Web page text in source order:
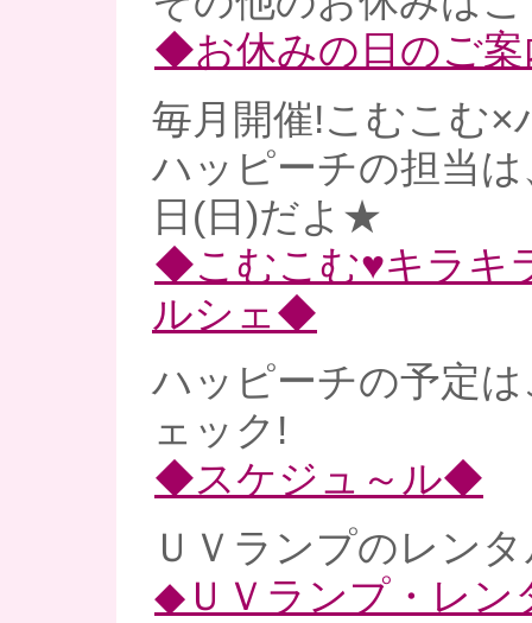
◆お休みの日のご
毎月開催!こむこむ×
ハッピーチの担当
日(日)だよ★
◆こむこむ♥キラキ
ルシェ◆
ハッピーチの予定
ェック!
◆スケジュ～ル◆
ＵＶランプのレン
◆ＵＶランプ・レ